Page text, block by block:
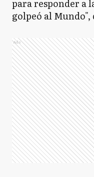
para responder a
golpeó al
Ads